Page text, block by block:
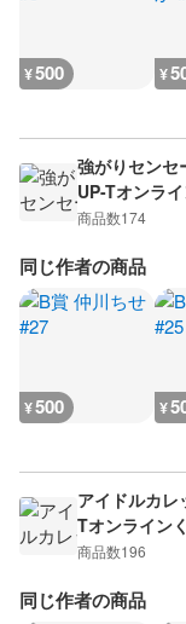
¥500 ¥
強がりセン
UP-Tオンラ
商品数174
同じ作者の商品
¥500 ¥
アイドルカ
Tオンライン
商品数196
同じ作者の商品